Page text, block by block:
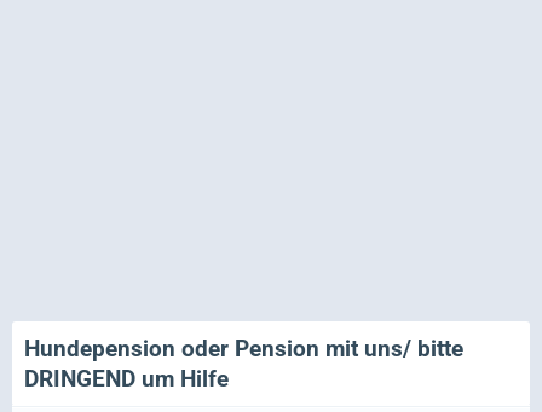
Hundepension oder Pension mit uns/ bitte
DRINGEND um Hilfe